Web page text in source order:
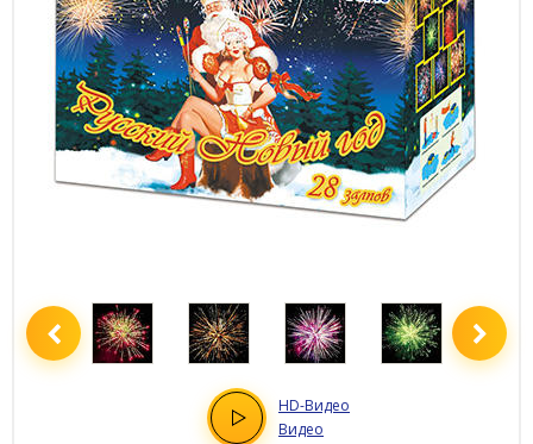
HD-Видео
Видео